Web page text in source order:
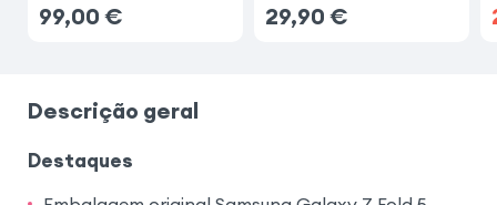
99,00 € 29,90 €
Descrição geral
Destaques